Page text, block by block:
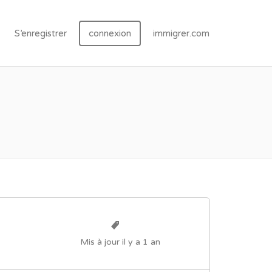
S’enregistrer connexion immigrer.com
Mis à jour il y a 1 an